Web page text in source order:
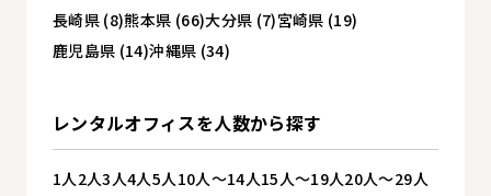
長崎県 (8)熊本県 (66)大分県 (7)宮崎県 (19)
鹿児島県 (14)沖縄県 (34)
レンタルオフィスを人数から探す
1人 2人3人4人5人 10人～14人15人～19人20人～29人